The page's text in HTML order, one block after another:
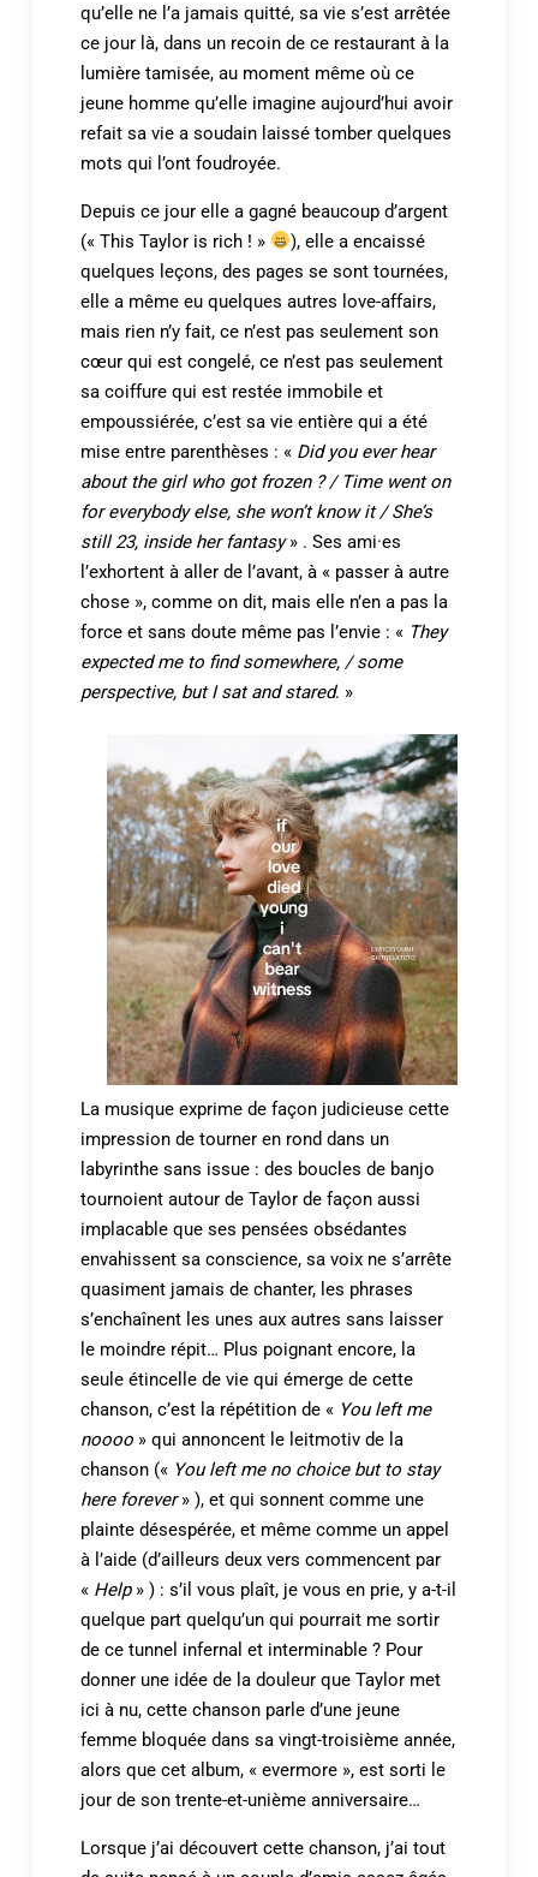
qu’elle ne l’a jamais quitté, sa vie s’est arrêtée
ce jour là, dans un recoin de ce restaurant à la
lumière tamisée, au moment même où ce
jeune homme qu’elle imagine aujourd’hui avoir
refait sa vie a soudain laissé tomber quelques
mots qui l’ont foudroyée.
Depuis ce jour elle a gagné beaucoup d’argent
(« This Taylor is rich ! »
), elle a encaissé
quelques leçons, des pages se sont tournées,
elle a même eu quelques autres love-affairs,
mais rien n’y fait, ce n’est pas seulement son
cœur qui est congelé, ce n’est pas seulement
sa coiffure qui est restée immobile et
empoussiérée, c’est sa vie entière qui a été
mise entre parenthèses : « Did you ever hear
about the girl who got frozen ? / Time went on
for everybody else, she won’t know it / She’s
still 23, inside her fantasy» . Ses ami·es
l’exhortent à aller de l’avant, à « passer à autre
chose », comme on dit, mais elle n’en a pas la
force et sans doute même pas l’envie : « They
expected me to find somewhere, / some
perspective, but I sat and stared. »
La musique exprime de façon judicieuse cette
impression de tourner en rond dans un
labyrinthe sans issue : des boucles de banjo
tournoient autour de Taylor de façon aussi
implacable que ses pensées obsédantes
envahissent sa conscience, sa voix ne s’arrête
quasiment jamais de chanter, les phrases
s’enchaînent les unes aux autres sans laisser
le moindre répit… Plus poignant encore, la
seule étincelle de vie qui émerge de cette
chanson, c’est la répétition de « You left me
noooo» qui annoncent le leitmotiv de la
chanson (« You left me no choice but to stay
here forever» ), et qui sonnent comme une
plainte désespérée, et même comme un appel
à l’aide (d’ailleurs deux vers commencent par
« Help» ) : s’il vous plaît, je vous en prie, y a-t-il
quelque part quelqu’un qui pourrait me sortir
de ce tunnel infernal et interminable ? Pour
donner une idée de la douleur que Taylor met
ici à nu, cette chanson parle d’une jeune
femme bloquée dans sa vingt-troisième année,
alors que cet album, « evermore », est sorti le
jour de son trente-et-unième anniversaire…
Lorsque j’ai découvert cette chanson, j’ai tout